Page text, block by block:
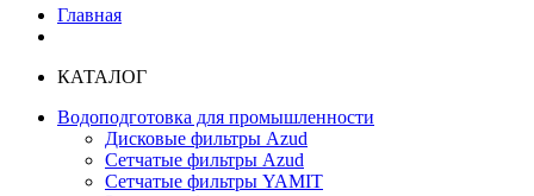
Главная
КАТАЛОГ
Водоподготовка для промышленности
Дисковые фильтры Azud
Сетчатые фильтры Azud
Сетчатые фильтры YAMIT